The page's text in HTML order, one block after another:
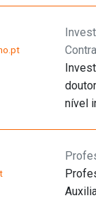
nível